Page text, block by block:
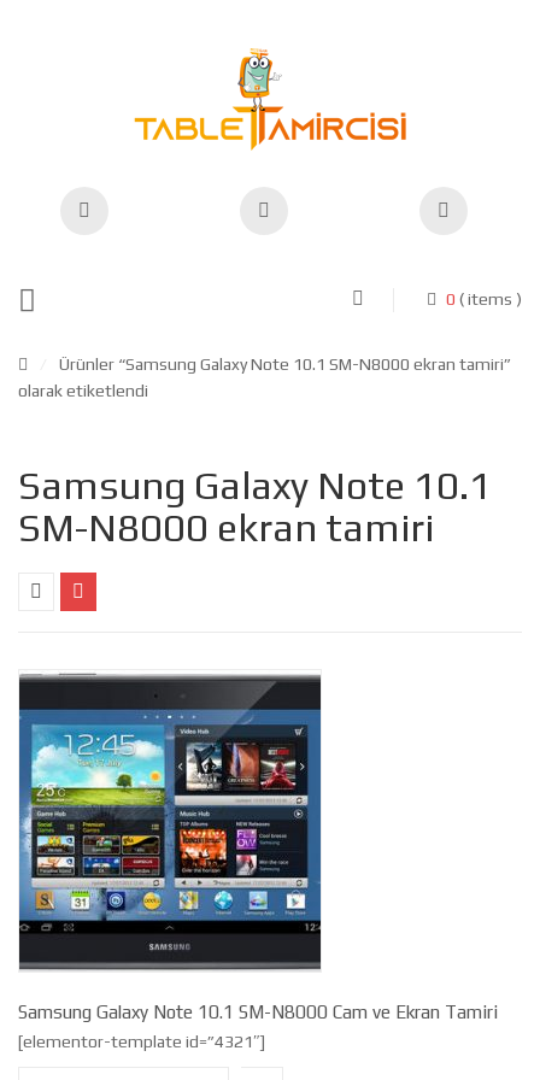
0 ( items )
Ürünler “Samsung Galaxy Note 10.1 SM-N8000 ekran tamiri”
olarak etiketlendi
Samsung Galaxy Note 10.1
SM-N8000 ekran tamiri
Samsung Galaxy Note 10.1 SM-N8000 Cam ve Ekran Tamiri
[elementor-template id=”4321″]